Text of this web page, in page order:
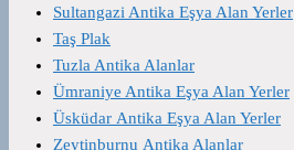
Sultangazi Antika Eşya Alan Yerler
Taş Plak
Tuzla Antika Alanlar
Ümraniye Antika Eşya Alan Yerler
Üsküdar Antika Eşya Alan Yerler
Zeytinburnu Antika Alanlar